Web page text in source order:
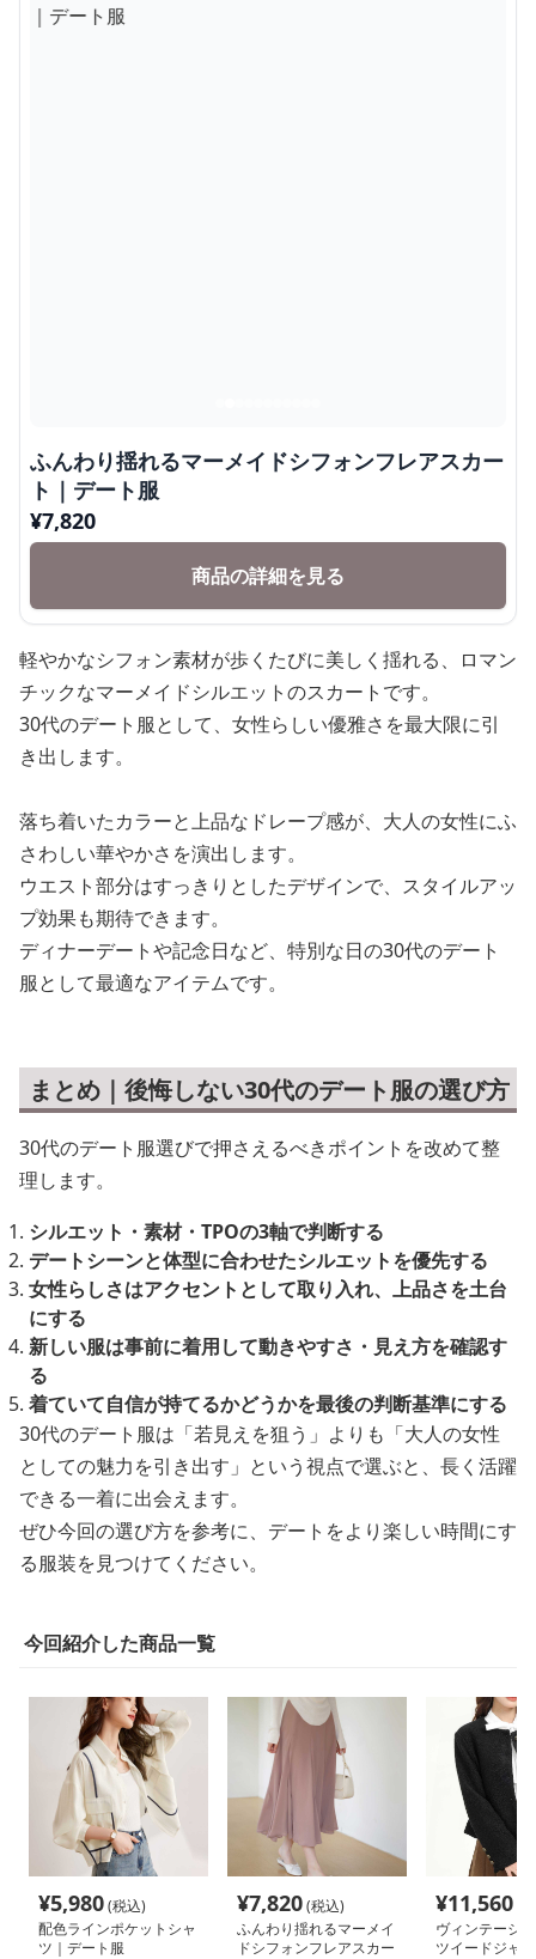
ふんわり揺れるマーメイドシフォンフレアスカー
ト｜デート服
¥7,820
商品の詳細を見る
軽やかなシフォン素材が歩くたびに美しく揺れる、ロマン
チックなマーメイドシルエットのスカートです。
30代のデート服として、女性らしい優雅さを最大限に引
き出します。
落ち着いたカラーと上品なドレープ感が、大人の女性にふ
さわしい華やかさを演出します。
ウエスト部分はすっきりとしたデザインで、スタイルアッ
プ効果も期待できます。
ディナーデートや記念日など、特別な日の30代のデート
服として最適なアイテムです。
まとめ｜後悔しない30代のデート服の選び方
30代のデート服選びで押さえるべきポイントを改めて整
理します。
シルエット・素材・TPOの3軸で判断する
デートシーンと体型に合わせたシルエットを優先する
女性らしさはアクセントとして取り入れ、上品さを土台
にする
新しい服は事前に着用して動きやすさ・見え方を確認す
る
着ていて自信が持てるかどうかを最後の判断基準にする
30代のデート服は「若見えを狙う」よりも「大人の女性
としての魅力を引き出す」という視点で選ぶと、長く活躍
できる一着に出会えます。
ぜひ今回の選び方を参考に、デートをより楽しい時間にす
る服装を見つけてください。
今回紹介した商品一覧
¥5,980(税込)
配色ラインポケットシャ
ツ｜デート服
¥7,820(税込)
ふんわり揺れるマーメイ
ドシフォンフレアスカー
¥11,560
ヴィンテージ
ツイードジャ